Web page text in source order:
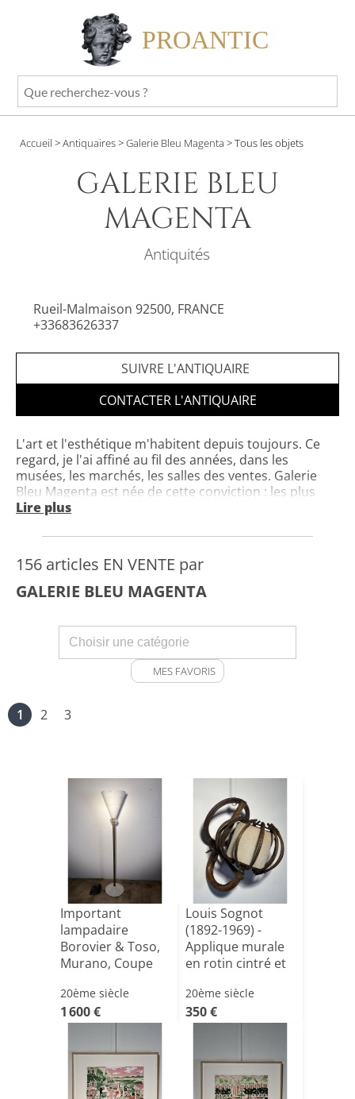
PROANTIC
Que
recherchez-
?
Accueil >Antiquaires>Galerie Bleu Magenta >Tous les objets
GALERIE BLEU
MAGENTA
Antiquités
Rueil-Malmaison 92500, FRANCE
+33683626337
SUIVRE L'ANTIQUAIRE
CONTACTER L'ANTIQUAIRE
L'art et l'esthétique m'habitent depuis toujours. Ce
regard, je l'ai affiné au fil des années, dans les
musées, les marchés, les salles des ventes. Galerie
Bleu Magenta est née de cette conviction : les plus
beaux objets ne sont pas ceux qu'on fabrique
trouver. Chaque mois, je parcours les marchés,
antiquaires et salles des ventes de France, d'Italie et
de Belgique. Je cherche des pièces signées, en état
remarquable, choisies pour leur beauté, leur
authenticité et ce qu'elles dégagent. Pour les
belles choses. Galerie Bleu Magenta —
galeriebleumagenta.com —
contact@galeriebleumagenta.com — Tel: +33 683 626
337 — Horaires 9:00-19:00
Lire plus
156 articles EN VENTE par
GALERIE BLEU MAGENTA
MES FAVORIS
1 2 3
Important
lampadaire
Borovier & Toso,
Murano, Coupe
20ème siècle
1 600 €
Louis Sognot
(1892-1969) -
Applique murale
en rotin cintré et
20ème siècle
350 €